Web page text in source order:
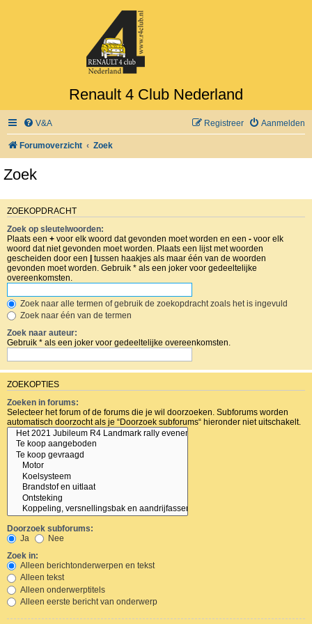
Renault 4 Club Nederland
V&A Aanmelden
Registreer
Forumoverzicht Zoek
Zoek
ZOEKOPDRACHT
Zoek op sleutelwoorden:
Plaats een + voor elk woord dat gevonden moet worden en een - voor elk
woord dat niet gevonden moet worden. Plaats een lijst met woorden
gescheiden door een | tussen haakjes als maar één van de woorden
gevonden moet worden. Gebruik * als een joker voor gedeeltelijke
overeenkomsten.
Zoek naar alle termen of gebruik de zoekopdracht zoals het is ingevuld
Zoek naar één van de termen
Zoek naar auteur:
Gebruik * als een joker voor gedeeltelijke overeenkomsten.
ZOEKOPTIES
Zoeken in forums:
Selecteer het forum of de forums die je wil doorzoeken. Subforums worden
automatisch doorzocht als je “Doorzoek subforums“ hieronder niet uitschakelt.
Doorzoek subforums:
Ja
Nee
Zoek in:
Alleen berichtonderwerpen en tekst
Alleen tekst
Alleen onderwerptitels
Alleen eerste bericht van onderwerp